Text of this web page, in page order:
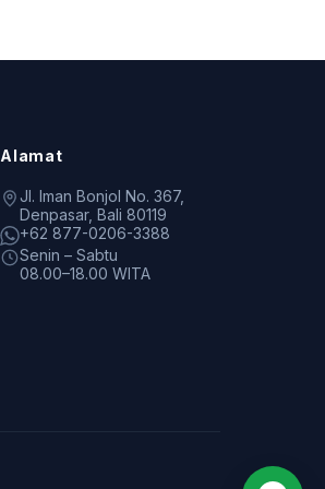
Alamat
Jl. Iman Bonjol No. 367,
Denpasar, Bali 80119
+62 877-0206-3388
Senin – Sabtu
08.00–18.00 WITA